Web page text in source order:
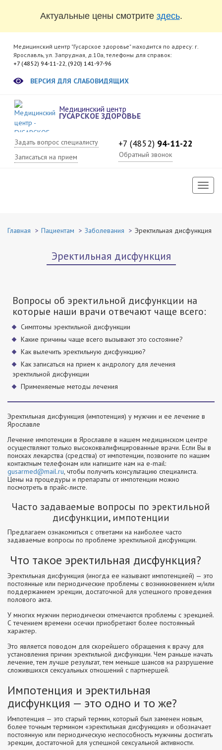
Актуальные цены смотрите здесь.
Медицинский центр "Гусарское здоровье" находится по адресу: г.
Ярославль, ул. Запрудная, д.10а, телефоны для справок:
+7 (4852) 94-11-22, (920) 141-97-96
ВЕРСИЯ ДЛЯ СЛАБОВИДЯЩИХ
Медицинский центр
ГУСАРСКОЕ ЗДОРОВЬЕ
Задать вопрос специалисту
Записаться на прием
+7 (4852) 94-11-22
Обратный звонок
Главная Пациентам Заболевания Эректильная дисфункция
Эректильная дисфункция
Вопросы об эректильной дисфункции на
которые наши врачи отвечают чаще всего:
Симптомы эректильной дисфункции
Какие причины чаще всего вызывают это состояние?
Как вылечить эректильную дисфункцию?
Как записаться на прием к андрологу для лечения
эректильной дисфункции
Применяемые методы лечения
Эректильная дисфункция (импотенция) у мужчин и ее лечение в
Ярославле
Лечение импотенции в Ярославле в нашем медицинском центре
осуществляют только высококвалифицированные врачи. Если Вы в
поисках лекарства (средства) от импотенции, позвоните по нашим
контактным телефонам или напишите нам на e-mail:
gusarmed@mail.ru, чтобы получить консультацию специалиста.
Цены на процедуры и препараты от импотенции можно
посмотреть в прайс-листе.
Часто задаваемые вопросы по эректильной
дисфункции, импотенции
Предлагаем ознакомиться с ответами на наиболее часто
задаваемые вопросы по проблеме эректильной дисфункции.
Что такое эректильная дисфункция?
Эректильная дисфункция (иногда ее называют импотенцией) — это
постоянные или периодические проблемы с возникновением и/или
поддержанием эрекции, достаточной для успешного проведения
полового акта.
У многих мужчин периодически отмечаются проблемы с эрекцией.
С течением времени осечки приобретают более постоянный
характер.
Это является поводом для скорейшего обращения к врачу для
установления причин эректильной дисфункции. Чем раньше начать
лечение, тем лучше результат, тем меньше шансов на разрушение
сложившихся сексуальных отношений с партнершей.
Импотенция и эректильная
дисфункция — это одно и то же?
Импотенция — это старый термин, который был заменен новым,
более точным термином «эректильная дисфункция» и обозначает
постоянную или периодическую неспособность мужчины достигать
эрекции, достаточной для успешной сексуальной активности.